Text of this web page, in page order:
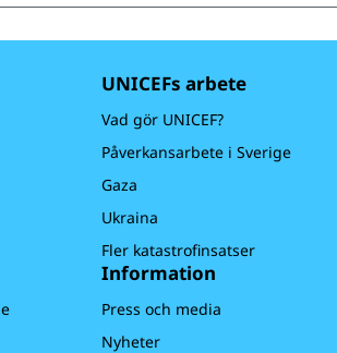
UNICEFs arbete
Vad gör UNICEF?
Påverkansarbete i Sverige
Gaza
Ukraina
Fler katastrofinsatser
Information
Press och media
Nyheter